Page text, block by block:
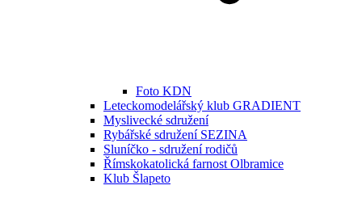
Foto KDN
Leteckomodelářský klub GRADIENT
Myslivecké sdružení
Rybářské sdružení SEZINA
Sluníčko - sdružení rodičů
Římskokatolická farnost Olbramice
Klub Šlapeto